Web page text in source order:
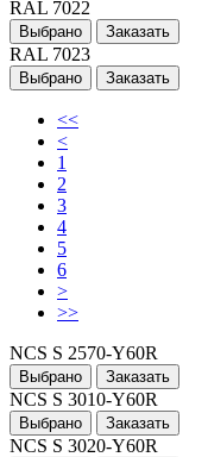
RAL 7022
Выбрано Заказать
RAL 7023
Выбрано Заказать
<<
<
1
2
3
4
5
6
>
>>
NCS S 2570-Y60R
Выбрано Заказать
NCS S 3010-Y60R
Выбрано Заказать
NCS S 3020-Y60R